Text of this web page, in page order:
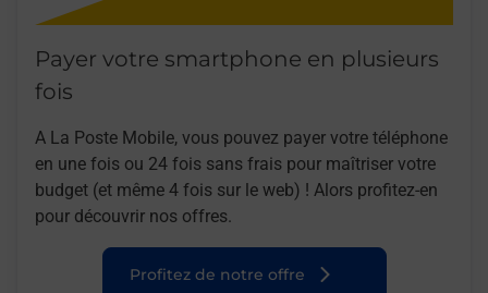
Payer votre smartphone en plusieurs
fois
A La Poste Mobile, vous pouvez payer votre téléphone
en une fois ou 24 fois sans frais pour maîtriser votre
budget (et même 4 fois sur le web) ! Alors profitez-en
pour découvrir nos offres.
Profitez de notre offre